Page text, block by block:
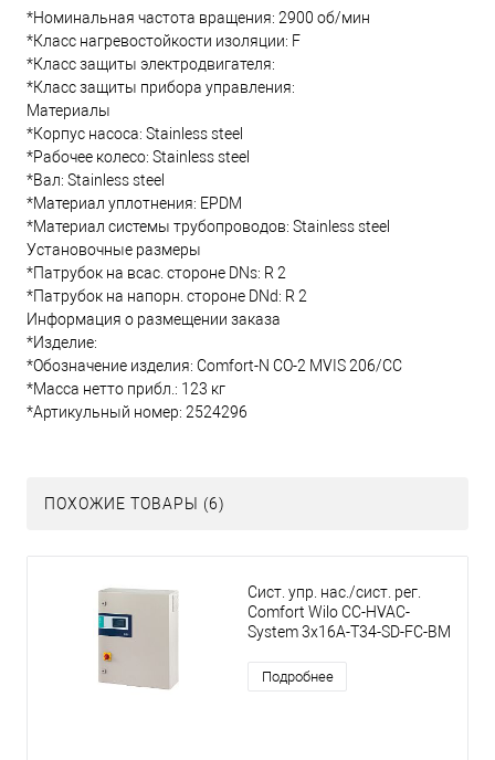
*Номинальная частота вращения: 2900 об/мин
*Класс нагревостойкости изоляции: F
*Класс защиты электродвигателя:
*Класс защиты прибора управления:
Материалы
*Корпус насоса: Stainless steel
*Рабочее колесо: Stainless steel
*Вал: Stainless steel
*Материал уплотнения: EPDM
*Материал системы трубопроводов: Stainless steel
Установочные размеры
*Патрубок на всас. стороне DNs: R 2
*Патрубок на напорн. стороне DNd: R 2
Информация о размещении заказа
*Изделие:
*Обозначение изделия: Comfort-N CO-2 MVIS 206/CC
*Масса нетто прибл.: 123 кг
*Артикульный номер: 2524296
ПОХОЖИЕ ТОВАРЫ (6)
Сист. упр. нас./сист. рег.
Comfort Wilo CC-HVAC-
System 3x16A-T34-SD-FC-BM
Подробнее